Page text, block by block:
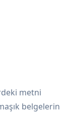
metni
belgelerin